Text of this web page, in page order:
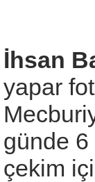
İhsan
yapar
günde
çekim